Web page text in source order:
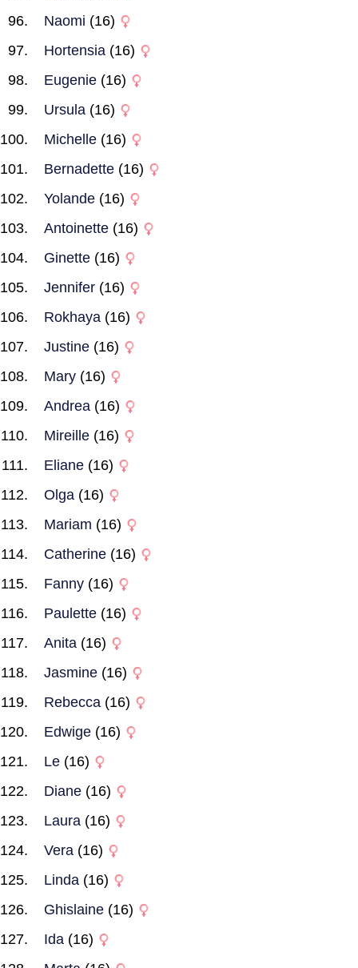
Naomi (16)
Hortensia (16)
Eugenie (16)
Ursula (16)
Michelle (16)
Bernadette (16)
Yolande (16)
Antoinette (16)
Ginette (16)
Jennifer (16)
Rokhaya (16)
Justine (16)
Mary (16)
Andrea (16)
Mireille (16)
Eliane (16)
Olga (16)
Mariam (16)
Catherine (16)
Fanny (16)
Paulette (16)
Anita (16)
Jasmine (16)
Rebecca (16)
Edwige (16)
Le (16)
Diane (16)
Laura (16)
Vera (16)
Linda (16)
Ghislaine (16)
Ida (16)